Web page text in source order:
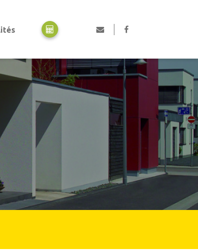
Motorisation portes de garage
Motorisation portails
Motorisation volets
collectivités et industriels
Portes automatiques piétonnes
Rideaux métalliques
en acier industriel
de quai
détachées et SAV